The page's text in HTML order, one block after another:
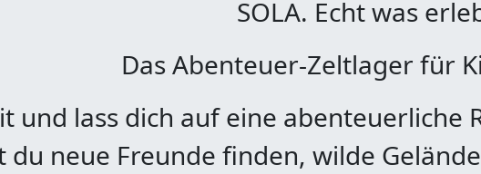
SOLA. Echt was
Das Abenteuer-Zeltlager für
und lass dich auf eine abenteuerliche
du neue Freunde finden, wilde